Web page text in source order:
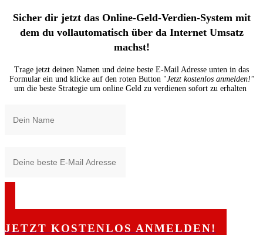
Sicher dir jetzt das Online-Geld-Verdien-System mit
dem du vollautomatisch über da Internet Umsatz
machst!
Trage jetzt deinen Namen und deine beste E-Mail Adresse unten in das
Formular ein und klicke auf den roten Button "Jetzt kostenlos anmelden!"
um die beste Strategie um online Geld zu verdienen sofort zu erhalten
JETZT KOSTENLOS ANMELDEN!